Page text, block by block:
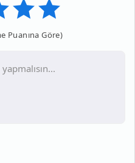
Puanına Göre)